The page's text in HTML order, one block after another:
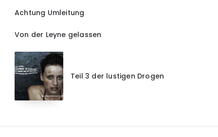
Achtung Umleitung
Von der Leyne gelassen
Teil 3 der lustigen Drogen